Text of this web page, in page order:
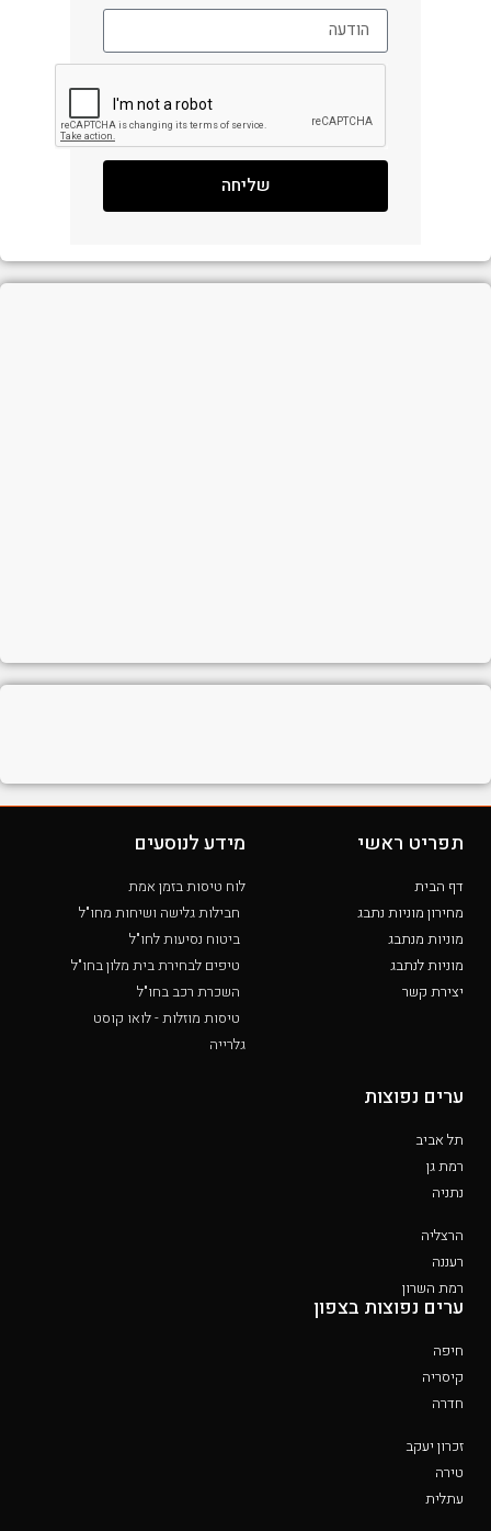
שליחה
תפריט ראשי
דף הבית
מחירון מוניות נתבג
מוניות מנתבג
מוניות לנתבג
יצירת קשר
מידע לנוסעים
לוח טיסות בזמן אמת
חבילות גלישה ושיחות מחו"ל
ביטוח נסיעות לחו"ל
טיפים לבחירת בית מלון בחו"ל
השכרת רכב בחו"ל
טיסות מוזלות - לואו קוסט
גלרייה
ערים נפוצות
תל אביב
רמת גן
נתניה
הרצליה
רעננה
רמת השרון
ערים נפוצות בצפון
חיפה
קיסריה
חדרה
זכרון יעקב
טירה
עתלית